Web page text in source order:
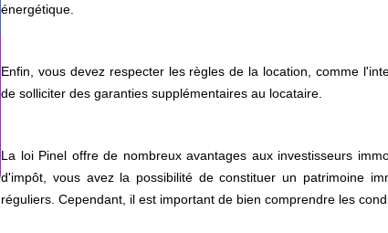
énergétique.
Enfin, vous devez respecter les règles de la location, comme
de solliciter des garanties supplémentaires au locataire.
La loi Pinel offre de nombreux avantages aux investisseurs
d'impôt, vous avez la possibilité de constituer un patrimoine
réguliers. Cependant, il est important de bien comprendre les